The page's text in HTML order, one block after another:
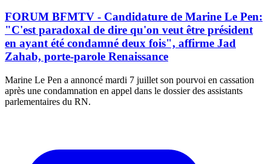
FORUM BFMTV - Candidature de Marine Le Pen:
"C'est paradoxal de dire qu'on veut être président
en ayant été condamné deux fois", affirme Jad
Zahab, porte-parole Renaissance
Marine Le Pen a annoncé mardi 7 juillet son pourvoi en cassation
après une condamnation en appel dans le dossier des assistants
parlementaires du RN.